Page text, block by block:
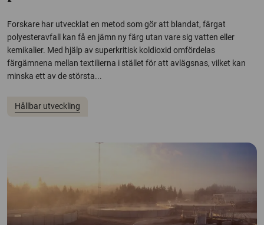
Forskare har utvecklat en metod som gör att blandat, färgat
polyesteravfall kan få en jämn ny färg utan vare sig vatten eller
kemikalier. Med hjälp av superkritisk koldioxid omfördelas
färgämnena mellan textilierna i stället för att avlägsnas, vilket kan
minska ett av de största...
Hållbar utveckling